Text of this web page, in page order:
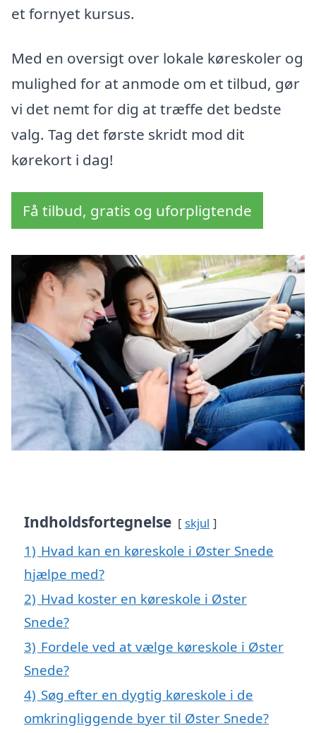
et fornyet kursus.
Med en oversigt over lokale køreskoler og
mulighed for at anmode om et tilbud, gør
vi det nemt for dig at træffe det bedste
valg. Tag det første skridt mod dit
kørekort i dag!
Få tilbud, gratis og uforpligtende
Indholdsfortegnelse skjul
1) Hvad kan en køreskole i Øster Snede
hjælpe med?
2) Hvad koster en køreskole i Øster
Snede?
3) Fordele ved at vælge køreskole i Øster
Snede?
4) Søg efter en dygtig køreskole i de
omkringliggende byer til Øster Snede?